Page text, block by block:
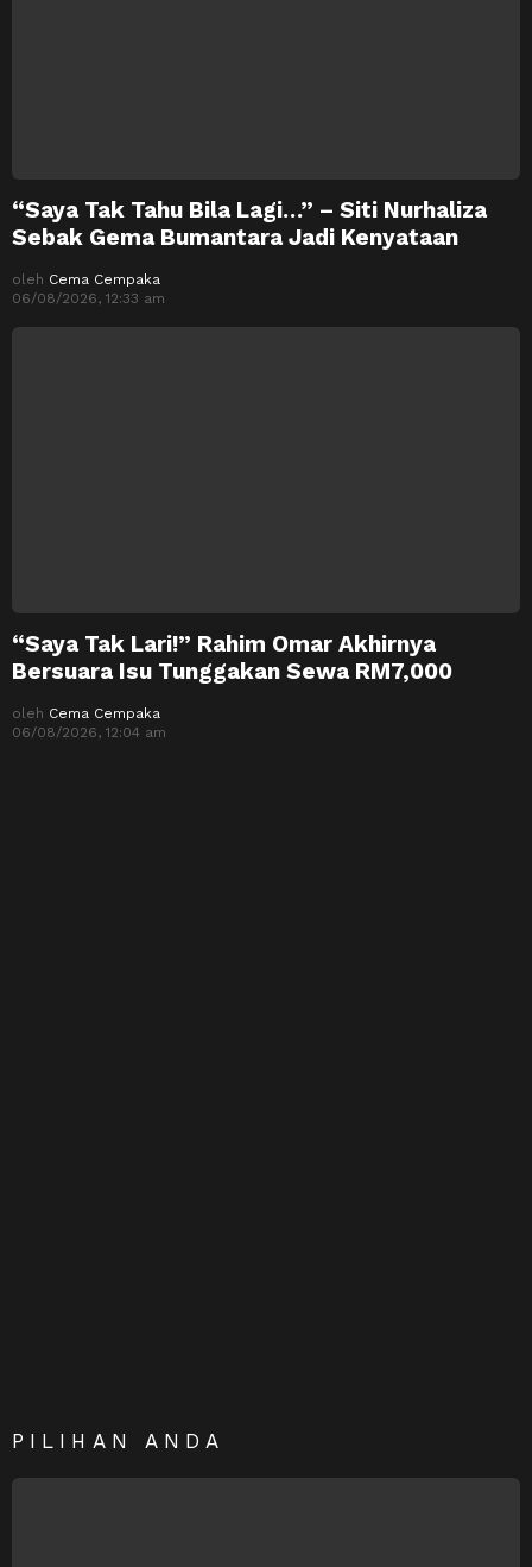
“Saya Tak Tahu Bila Lagi…” – Siti Nurhaliza
Sebak Gema Bumantara Jadi Kenyataan
oleh Cema Cempaka
06/08/2026, 12:33 am
“Saya Tak Lari!” Rahim Omar Akhirnya
Bersuara Isu Tunggakan Sewa RM7,000
oleh Cema Cempaka
06/08/2026, 12:04 am
PILIHAN ANDA